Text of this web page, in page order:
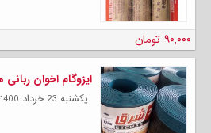
۹۰,۰۰۰ تومان
ایزوگام اخوان
يكشنبه 23 خرداد 1400